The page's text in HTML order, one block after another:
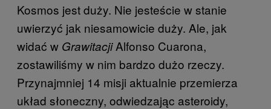
Kosmos jest duży. Nie jesteście w stanie
uwierzyć jak niesamowicie duży. Ale, jak
widać w GrawitacjiAlfonso Cuarona,
zostawiliśmy w nim bardzo dużo rzeczy.
Przynajmniej 14 misji aktualnie przemierza
układ słoneczny, odwiedzając asteroidy,